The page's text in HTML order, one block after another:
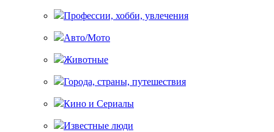
Профессии, хобби, увлечения
Авто/Мото
Животные
Города, страны, путешествия
Кино и Сериалы
Известные люди